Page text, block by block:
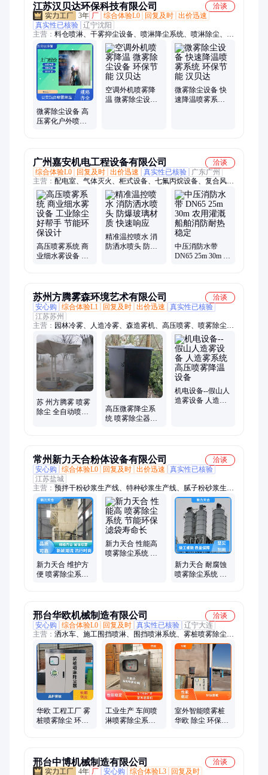
江苏汉贝达环保科技有限公司
洽谈
3年 厂 综合体验L0 回复及时 出价迅速
真实性已核验 辽宁沈阳
主营： 料仓喷淋、干雾抑尘设备、喷淋降尘系统、喷淋除尘、喷
雾降温、旋转高空喷雾、园林高压喷雾机、园林高压喷雾器、水
景观造雾喷雾、喷淋降尘设备、降尘高压雾桩、干雾抑尘系统、
高压雾桩主机、围挡喷淋设备、路灯杆喷淋系统
微雾除尘设备 高
压雾化户外喷雾
空调外机喷雾降
温 微雾除尘设备
微雾除尘设备 快
速降温喷雾系统
广州嘉安机电工程设备有限公司
洽谈
综合体验L0
回复及时 出价迅速 真实性已核验
广东广州
主营： 配电室、气体灭火、柜式设备、七氟丙烷设备、复合风
管、暖通、高压细水雾、灭火器
高压喷雾系统 商
业细水雾设备 工
精准温控喷水 消
防洒水喷头 防爆
中压消防水带
DN65 25m 30m 农
苏州方腾雾森环境艺术有限公司
洽谈
安心购
综合体验L1 回复及时 出价迅速
真实性已核验
江苏苏州
主营： 园林冷雾、人造冷雾、森造雾机、高压喷雾、喷雾除尘系
统、雾森设备、雾化喷头、雾森主机、雾森系统、雾森喷头、雾
森喷淋、景观设备、音乐喷泉设备
苏 州方腾雾 喷雾
除尘 全自动喷雾
高压微雾降尘系
统 喷雾除尘器运
机电设备--假山人
造雾设备 人造雾
常州新力天合粉体设备有限公司
洽谈
安心购
综合体验L0 回复及时 出价迅速
真实性已核验
江苏盐城
主营： 预拌干粉砂浆生产线、特种砂浆生产线、腻子粉砂浆生产
线、除尘系统、自流平砂浆生产线、气力输送设备、包装机、外
加剂微计量系统、筛分系统、摇摆筛、微型混合机、包装系统、
码垛系统、双轴无重力混合机、石膏砂浆生产线、固废处理生产
新力天合 维护方
便 喷雾除尘系统
新力天合 性能高
喷雾除尘系统 节
新力天合 耐腐蚀
喷雾除尘系统 节
邢台华欧机械制造有限公司
洽谈
安心购
综合体验L0 回复及时 真实性已核验 辽宁大连
主营： 洒水车、施工围挡喷淋、围挡喷淋系统、雾桩喷雾除尘、
围挡喷淋设备、装载机、围挡喷淋、铲车、砂石分离机、洗轮
机、洗车机、雾炮机、消毒通道、叉车、电动叉车
华欧 工程工厂 雾
桩喷雾除尘 环保
工业生产 车间喷
淋喷雾除尘系统
室外智能喷雾桩
华欧 除尘 环保节
邢台中博机械制造有限公司
洽谈
4年 厂 安心购 综合体验L3 回复及时